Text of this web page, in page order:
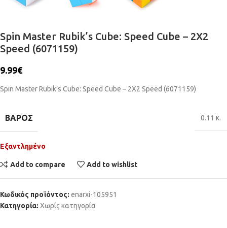
Spin Master Rubik’s Cube: Speed Cube – 2X2
Speed (6071159)
9.99€
Spin Master Rubik’s Cube: Speed Cube – 2X2 Speed (6071159)
ΒΆΡΟΣ 0.11 κ.
Εξαντλημένο
Add to compare Add to wishlist
Κωδικός προϊόντος: enarxi-105951
Κατηγορία: Χωρίς κατηγορία